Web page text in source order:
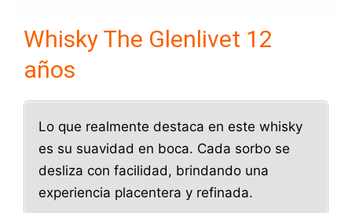
Whisky The Glenlivet 12
años
Lo que realmente destaca en este whisky
es su suavidad en boca. Cada sorbo se
desliza con facilidad, brindando una
experiencia placentera y refinada.